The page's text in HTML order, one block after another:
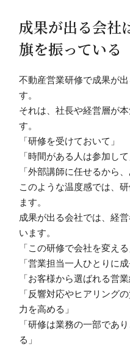
成果が出る会社
旗を振っている
不動産営業研修で成果が
す。
それは、社長や経営層が
す。
「研修を受けておいて」
「時間がある人は参加して
「外部講師に任せるから
このような温度感では、
ます。
成果が出る会社では、経
います。
「この研修で会社を変える
「営業担当一人ひとりに
「お客様から選ばれる営
「反響対応やヒアリング
力を高める」
「研修は業務の一部であ
る」